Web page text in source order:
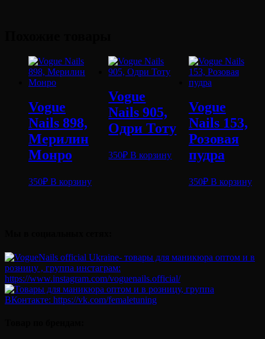
Vogue
Nails 898,
Мерилин
Монро
350₽ В корзину
Vogue
Nails 905,
Одри Тоту
350₽ В корзину
Vogue
Nails 153,
Розовая
пудра
350₽ В корзину